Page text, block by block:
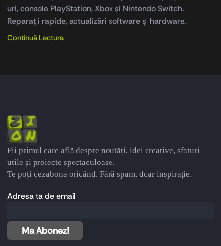
uri, console PlayStation, Xbox și Nintendo Switch.
Reparații rapide, actualizări software și hardware.
Continuă Lectura
Fii primul care află despre noutăți, idei creative, sfaturi
utile și proiecte spectaculoase.
Te poți dezabona oricând. Fără spam, doar inspirație.
Adresa ta de email